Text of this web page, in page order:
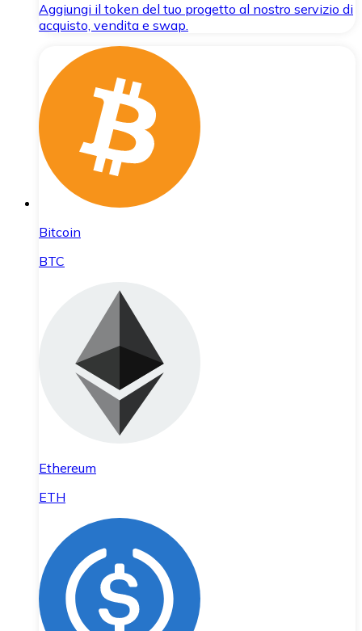
Aggiungi il token del tuo progetto al nostro servizio di
acquisto, vendita e swap.
Bitcoin
BTC
Ethereum
ETH